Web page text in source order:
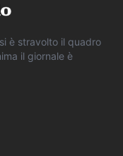
è stravolto il quadro
il giornale è